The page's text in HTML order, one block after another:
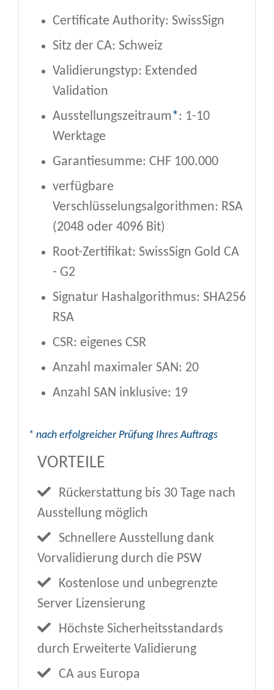
Certificate Authority: SwissSign
Sitz der CA: Schweiz
Validierungstyp: Extended
Validation
Ausstellungszeitraum*: 1-10
Werktage
Garantiesumme: CHF 100.000
verfügbare
Verschlüsselungsalgorithmen: RSA
(2048 oder 4096 Bit)
Root-Zertifikat: SwissSign Gold CA
- G2
Signatur Hashalgorithmus: SHA256
RSA
CSR: eigenes CSR
Anzahl maximaler SAN: 20
Anzahl SAN inklusive: 19
* nach erfolgreicher Prüfung Ihres Auftrags
VORTEILE
Rückerstattung bis 30 Tage nach
Ausstellung möglich
Schnellere Ausstellung dank
Vorvalidierung durch die PSW
Kostenlose und unbegrenzte
Server Lizensierung
Höchste Sicherheitsstandards
durch Erweiterte Validierung
CA aus Europa